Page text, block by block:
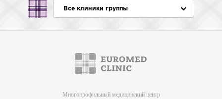
Все клиники группы
Многопрофильный медицинский центр